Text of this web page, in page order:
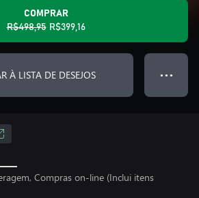
COMPRAR
R$498,95 R$399,16
À LISTA DE DESEJOS ● ● ●
Compras on-line (Inclui itens